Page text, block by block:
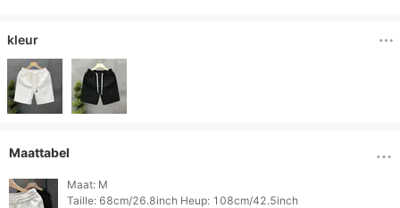
kleur
Maattabel
Maat: M
Taille: 68cm/26.8inch Heup: 108cm/42.5inch